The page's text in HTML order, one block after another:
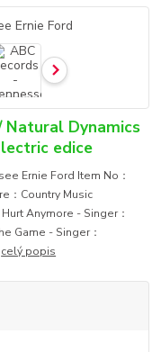
Natural Dynamics
edice
Ernie Ford Item No：
：Country Music
Anymore - Singer：
Game - Singer：
celý popis